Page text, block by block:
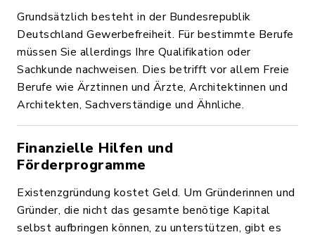
Grundsätzlich besteht in der Bundesrepublik
Deutschland Gewerbefreiheit. Für bestimmte Berufe
müssen Sie allerdings Ihre Qualifikation oder
Sachkunde nachweisen. Dies betrifft vor allem Freie
Berufe wie Ärztinnen und Ärzte, Architektinnen und
Architekten, Sachverständige und Ähnliche.
Finanzielle Hilfen und
Förderprogramme
Existenzgründung kostet Geld. Um Gründerinnen und
Gründer, die nicht das gesamte benötige Kapital
selbst aufbringen können, zu unterstützen, gibt es